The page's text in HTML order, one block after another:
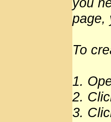
page,
To
1.
2.
3.